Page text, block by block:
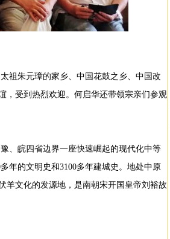
祖朱元璋的家乡、中国花鼓之乡、中国改
，受到热烈欢迎。何启华还带领宗亲们参观
、皖四省边界一座快速崛起的现代化中等
年的文明史和3100多年建城史。地处中原
羊文化的发源地，是南朝宋开国皇帝刘裕故